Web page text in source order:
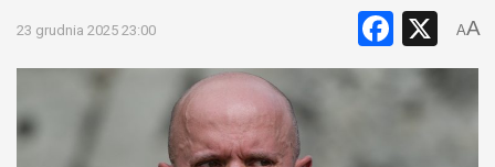
23 grudnia 2025 23:00 X
AA